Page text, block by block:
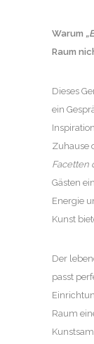
Warum
Raum
Dieses
ein
Zuhause
Facetten
Gästen
Energie
Kunst
Der
passt
Raum